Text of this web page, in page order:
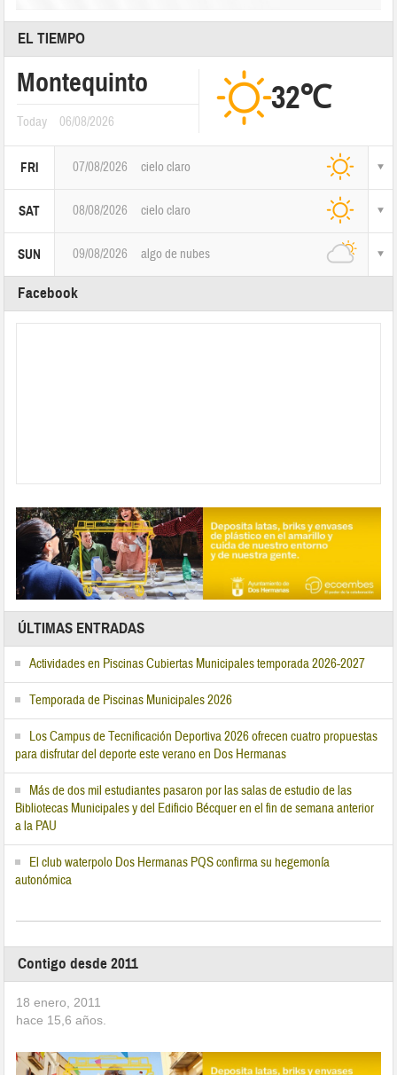
EL TIEMPO
Montequinto
Today 06/08/2026
32℃
FRI 07/08/2026 cielo claro
SAT 08/08/2026 cielo claro
SUN 09/08/2026 algo de nubes
Facebook
ÚLTIMAS ENTRADAS
Actividades en Piscinas Cubiertas Municipales temporada 2026-2027
Temporada de Piscinas Municipales 2026
Los Campus de Tecnificación Deportiva 2026 ofrecen cuatro propuestas
para disfrutar del deporte este verano en Dos Hermanas
Más de dos mil estudiantes pasaron por las salas de estudio de las
Bibliotecas Municipales y del Edificio Bécquer en el fin de semana anterior
a la PAU
El club waterpolo Dos Hermanas PQS confirma su hegemonía
autonómica
Contigo desde 2011
18 enero, 2011
hace 15,6 años.